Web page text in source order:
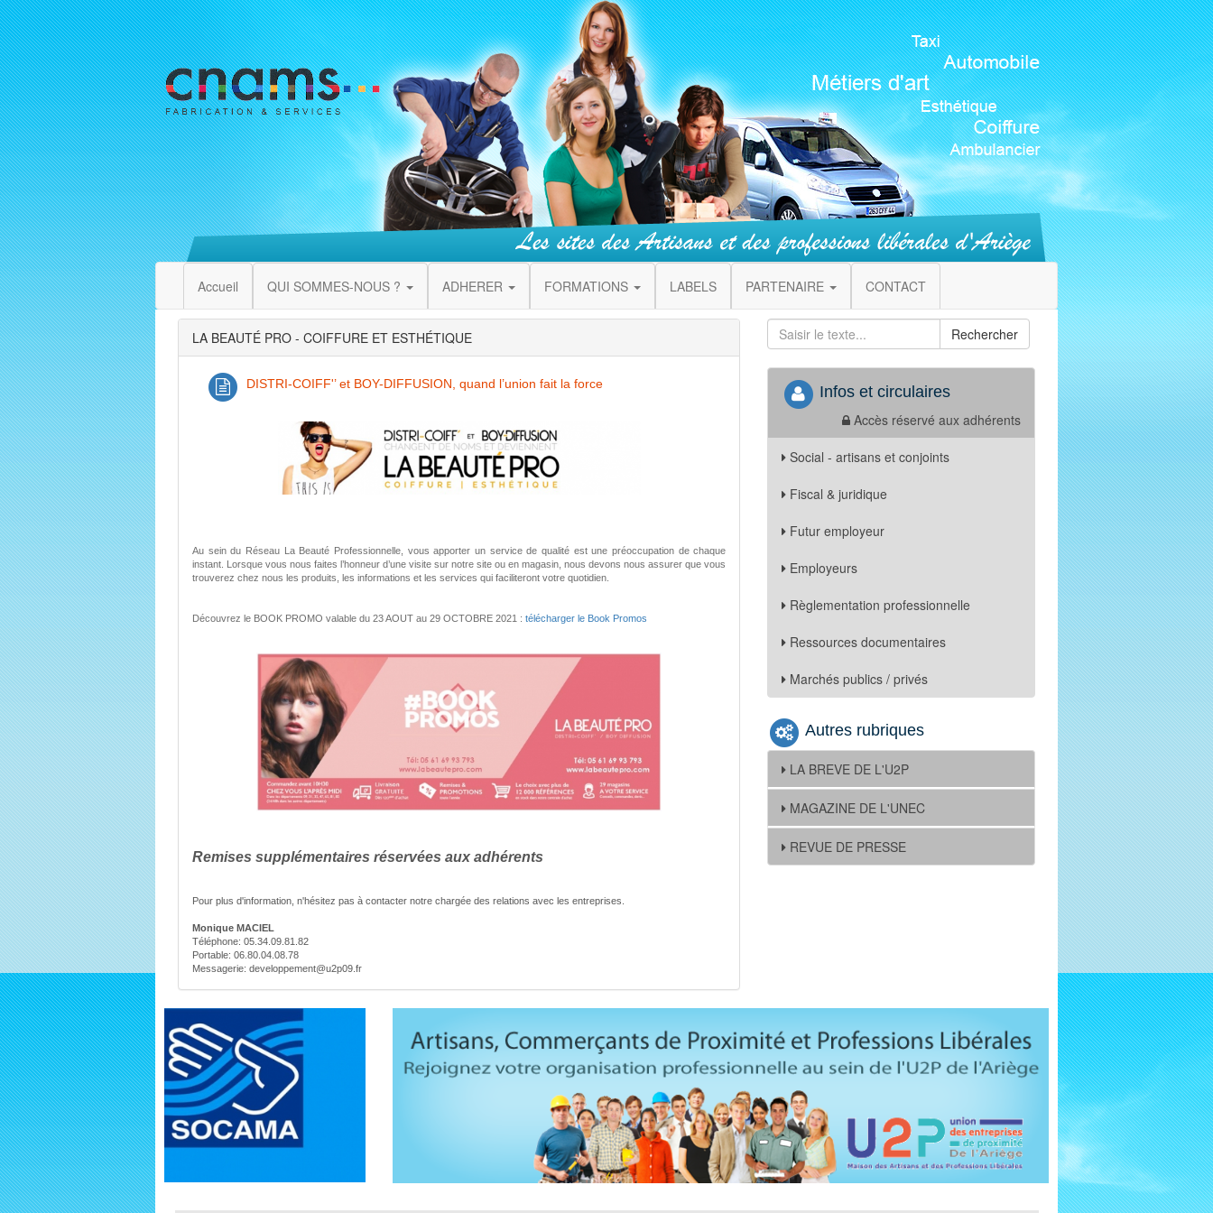
Accueil QUI SOMMES-NOUS ? ADHERER FORMATIONS LABELS PARTENAIRE CONTACT
LA BEAUTÉ PRO - COIFFURE ET ESTHÉTIQUE
DISTRI-COIFF'’ et BOY-DIFFUSION, quand l’union fait la force
Au sein du Réseau La Beauté Professionnelle, vous apporter un service de qualité est une préoccupation de chaque
instant. Lorsque vous nous faites l’honneur d’une visite sur notre site ou en magasin, nous devons nous assurer que vous
trouverez chez nous les produits, les informations et les services qui faciliteront votre quotidien.
Découvrez le BOOK PROMO valable du 23 AOUT au 29 OCTOBRE 2021 : télécharger le Book Promos
Remises supplémentaires réservées aux adhérents
Pour plus d'information, n'hésitez pas à contacter notre chargée des relations avec les entreprises.
Monique MACIEL
Téléphone: 05.34.09.81.82
Portable: 06.80.04.08.78
Messagerie: developpement@u2p09.fr
Rechercher
Infos et circulaires
Accès réservé aux adhérents
Social - artisans et conjoints
Fiscal & juridique
Futur employeur
Employeurs
Règlementation professionnelle
Ressources documentaires
Marchés publics / privés
Autres rubriques
LA BREVE DE L'U2P
MAGAZINE DE L'UNEC
REVUE DE PRESSE